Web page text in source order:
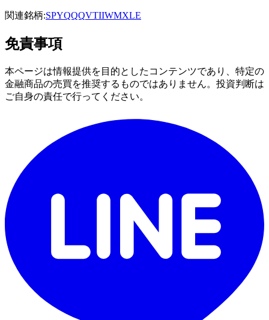
関連銘柄:SPYQQQVTIIWMXLE
免責事項
本ページは情報提供を目的としたコンテンツであり、特定の
金融商品の売買を推奨するものではありません。投資判断は
ご自身の責任で行ってください。